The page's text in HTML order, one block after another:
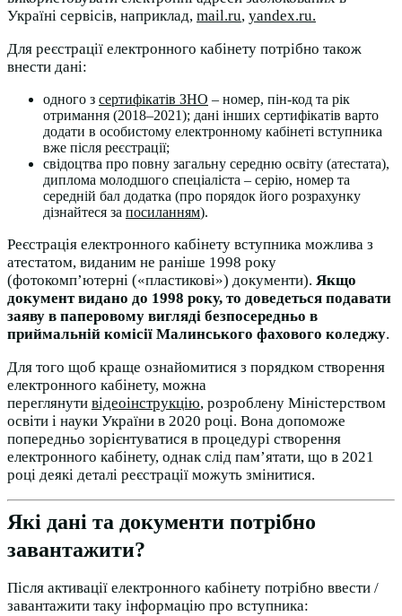
Україні сервісів, наприклад, mail.ru, yandex.ru.
Для реєстрації електронного кабінету потрібно також
внести дані:
одного з сертифікатів ЗНО – номер, пін-код та рік
отримання (2018–2021); дані інших сертифікатів варто
додати в особистому електронному кабінеті вступника
вже після реєстрації;
свідоцтва про повну загальну середню освіту (атестата),
диплома молодшого спеціаліста – серію, номер та
середній бал додатка (про порядок його розрахунку
дізнайтеся за посиланням).
Реєстрація електронного кабінету вступника можлива з
атестатом, виданим не раніше 1998 року
(фотокомп’ютерні («пластикові») документи). Якщо
документ видано до 1998 року, то доведеться подавати
заяву в паперовому вигляді безпосередньо в
приймальній комісії Малинського фахового коледжу.
Для того щоб краще ознайомитися з порядком створення
електронного кабінету, можна
переглянути відеоінструкцію, розроблену Міністерством
освіти і науки України в 2020 році. Вона допоможе
попередньо зорієнтуватися в процедурі створення
електронного кабінету, однак слід пам’ятати, що в 2021
році деякі деталі реєстрації можуть змінитися.
Які дані та документи потрібно
завантажити?
Після активації електронного кабінету потрібно ввести /
завантажити таку інформацію про вступника: